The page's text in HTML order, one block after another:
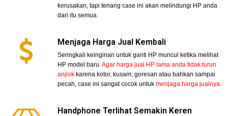
kerusakan, tapi tenang case ini akan melindungi HP anda
dari itu semua.
Menjaga Harga Jual Kembali
Seringkali keinginan untuk ganti HP muncul ketika melihat
HP model baru.Agar harga jual HP lama anda tidak turun
anjlok karena kotor, kusam, goresan atau bahkan sampai
pecah, case ini sangat cocok untukmenjaga harga jualnya.
Handphone Terlihat Semakin Keren